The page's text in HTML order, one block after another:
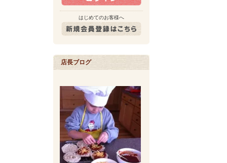
はじめてのお客様へ
店長ブログ